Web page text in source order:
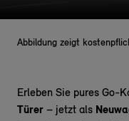
Abbildung zeigt
Erleben Sie pures Go-
Türer – jetzt als